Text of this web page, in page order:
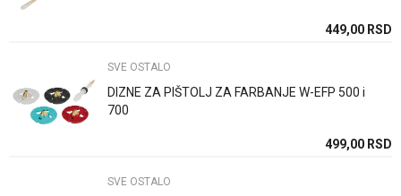
Anti-spam zaštita - izračunajte koliko je 2 + 3 :
449,00 RSD
SVE OSTALO
DIZNE ZA PIŠTOLJ ZA FARBANJE W-EFP 500 i
700
499,00 RSD
SVE OSTALO